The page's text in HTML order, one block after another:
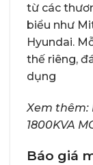
từ các
biểu như
Hyundai.
thế riêng,
dụng
Xem thêm:
1800KVA
Báo giá